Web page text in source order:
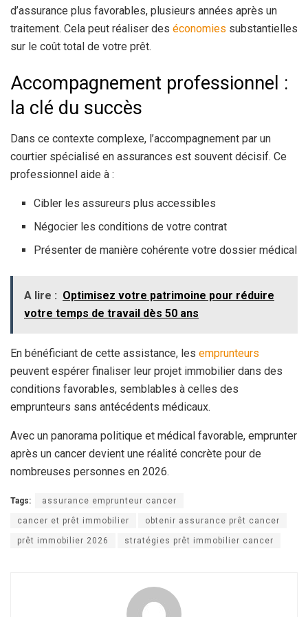
d’assurance plus favorables, plusieurs années après un
traitement. Cela peut réaliser des économies substantielles
sur le coût total de votre prêt.
Accompagnement professionnel :
la clé du succès
Dans ce contexte complexe, l’accompagnement par un
courtier spécialisé en assurances est souvent décisif. Ce
professionnel aide à :
Cibler les assureurs plus accessibles
Négocier les conditions de votre contrat
Présenter de manière cohérente votre dossier médical
A lire : Optimisez votre patrimoine pour réduire
votre temps de travail dès 50 ans
En bénéficiant de cette assistance, les emprunteurs
peuvent espérer finaliser leur projet immobilier dans des
conditions favorables, semblables à celles des
emprunteurs sans antécédents médicaux.
Avec un panorama politique et médical favorable, emprunter
après un cancer devient une réalité concrète pour de
nombreuses personnes en 2026.
Tags: assurance emprunteur cancer
cancer et prêt immobilier obtenir assurance prêt cancer
prêt immobilier 2026 stratégies prêt immobilier cancer